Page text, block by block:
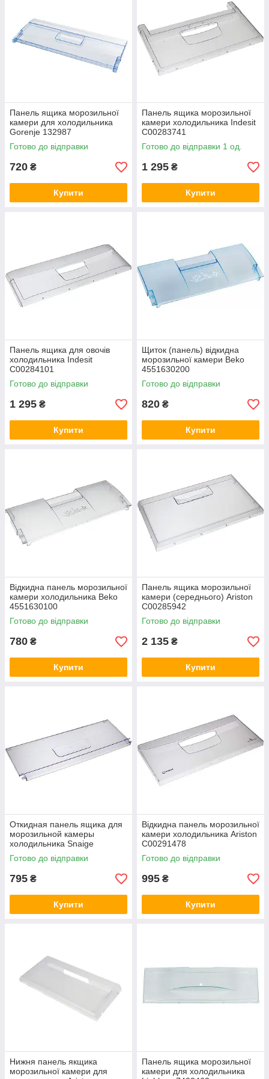
морозильної камери холодильника для вашої моделі, а також
зможуть відповісти на всі питання, що цікавлять вас. Доставка
товару в наявності здійснюється тільки на території України.
Для уточнення деталей замовлення, ви можете зв'язатися з
консультантом нашого сайту.
Панель ящика морозильної
камери для холодильника
Gorenje 132987
Готово до відправки
720 ₴
Купити
Панель ящика морозильної
камери холодильника Indesit
C00283741
Готово до відправки 1 од.
1 295 ₴
Купити
Панель ящика для овочів
холодильника Indesit
C00284101
Готово до відправки
1 295 ₴
Купити
Щиток (панель) відкидна
морозильної камери Beko
4551630200
Готово до відправки
820 ₴
Купити
Відкидна панель морозильної
камери холодильника Beko
4551630100
Готово до відправки
780 ₴
Купити
Панель ящика морозильної
камери (середнього) Ariston
C00285942
Готово до відправки
2 135 ₴
Купити
Откидная панель ящика для
морозильной камеры
холодильника Snaige
D320022
Готово до відправки
795 ₴
Купити
Відкидна панель морозильної
камери холодильника Ariston
C00291478
Готово до відправки
995 ₴
Купити
Нижня панель якщика
морозильної камери для
Панель ящика морозильної
камери для холодильника